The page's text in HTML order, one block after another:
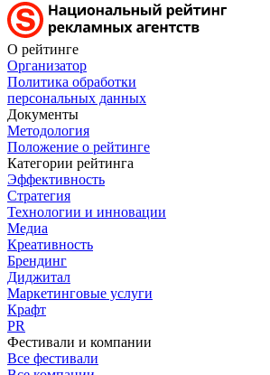
О рейтинге
Организатор
Политика обработки
персональных данных
Документы
Методология
Положение о рейтинге
Категории рейтинга
Эффективность
Стратегия
Технологии и инновации
Медиа
Креативность
Брендинг
Диджитал
Маркетинговые услуги
Крафт
PR
Фестивали и компании
Все фестивали